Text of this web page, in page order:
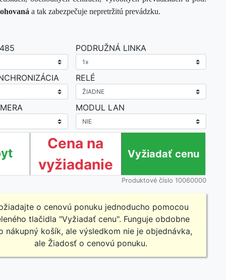
a tak zabezpečuje nepretržitú prevádzku.
PODRUŽNÁ LINKA
RELÉ
MODUL LAN
Cena na
vyžiadanie
Produktové číslo 10060000
o cenovú ponuku jednoducho pomocou
tlačidla "Vyžiadať cenu". Funguje obdobne
nákupný košík, ale výsledkom nie je objednávka,
ale Žiadosť o cenovú ponuku.